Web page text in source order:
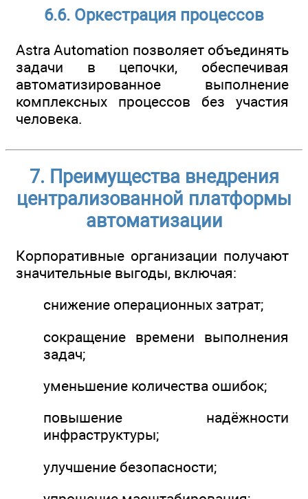
6.6. Оркестрация процессов
Astra Automation позволяет объединять
задачи в цепочки, обеспечивая
автоматизированное выполнение
комплексных процессов без участия
человека.
7. Преимущества внедрения
централизованной платформы
автоматизации
Корпоративные организации получают
значительные выгоды, включая:
снижение операционных затрат;
сокращение времени выполнения
задач;
уменьшение количества ошибок;
повышение надёжности
инфраструктуры;
улучшение безопасности;